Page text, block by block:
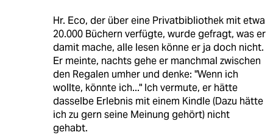
Hr. Eco, der über eine Privatbibliothek mit etwa
20.000 Büchern verfügte, wurde gefragt, was er
damit mache, alle lesen könne er ja doch nicht.
Er meinte, nachts gehe er manchmal zwischen
den Regalen umher und denke: "Wenn ich
wollte, könnte ich..." Ich vermute, er hätte
dasselbe Erlebnis mit einem Kindle (Dazu hätte
ich zu gern seine Meinung gehört) nicht
gehabt.